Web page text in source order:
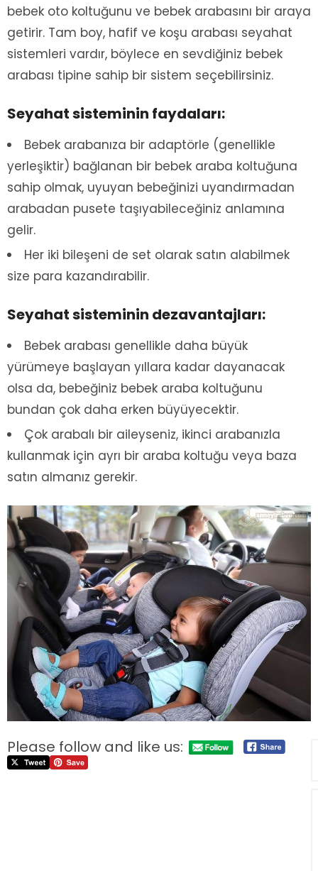
bebek oto koltuğunu ve bebek arabasını bir araya
getirir. Tam boy, hafif ve koşu arabası seyahat
sistemleri vardır, böylece en sevdiğiniz bebek
arabası tipine sahip bir sistem seçebilirsiniz.
Seyahat sisteminin faydaları:
Bebek arabanıza bir adaptörle (genellikle
yerleşiktir) bağlanan bir bebek araba koltuğuna
sahip olmak, uyuyan bebeğinizi uyandırmadan
arabadan pusete taşıyabileceğiniz anlamına
gelir.
Her iki bileşeni de set olarak satın alabilmek
size para kazandırabilir.
Seyahat sisteminin dezavantajları:
Bebek arabası genellikle daha büyük
yürümeye başlayan yıllara kadar dayanacak
olsa da, bebeğiniz bebek araba koltuğunu
bundan çok daha erken büyüyecektir.
Çok arabalı bir aileyseniz, ikinci arabanızla
kullanmak için ayrı bir araba koltuğu veya baza
satın almanız gerekir.
Please follow and like us: